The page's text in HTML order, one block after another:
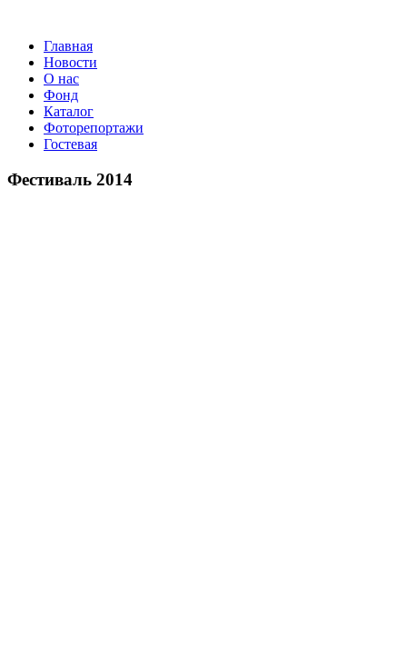
Главная
Новости
О нас
Фонд
Каталог
Фоторепортажи
Гостевая
Фестиваль 2014